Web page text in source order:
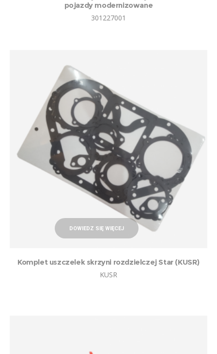
pojazdy modernizowane
301227001
DOWIEDZ SIĘ WIĘCEJ
Komplet uszczelek skrzyni rozdzielczej Star (KUSR)
KUSR